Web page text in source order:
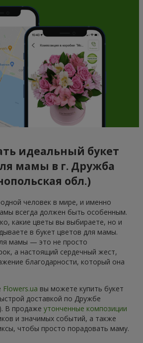
идеальный букет
мамы в г. Дружба
обл.)
человек в мире, и именно
всегда должен быть особенным.
какие цветы вы выбираете, но и
в букет цветов для мамы.
мамы — это не просто
а настоящий сердечный жест,
благодарности, который она
Flowers.ua вы можете купить букет
доставкой по Дружбе
В продаже утонченные композиции
и значимых событий, а также
чтобы просто порадовать маму.